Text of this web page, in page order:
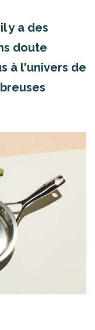
y a des
doute
à l'univers de